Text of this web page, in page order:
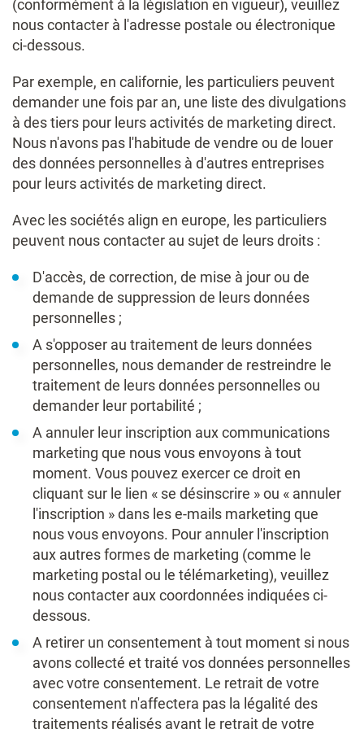
(conformément à la législation en vigueur), veuillez
nous contacter à l'adresse postale ou électronique
ci-dessous.
Par exemple, en californie, les particuliers peuvent
demander une fois par an, une liste des divulgations
à des tiers pour leurs activités de marketing direct.
Nous n'avons pas l'habitude de vendre ou de louer
des données personnelles à d'autres entreprises
pour leurs activités de marketing direct.
Avec les sociétés align en europe, les particuliers
peuvent nous contacter au sujet de leurs droits :
D'accès, de correction, de mise à jour ou de
demande de suppression de leurs données
personnelles ;
A s'opposer au traitement de leurs données
personnelles, nous demander de restreindre le
traitement de leurs données personnelles ou
demander leur portabilité ;
A annuler leur inscription aux communications
marketing que nous vous envoyons à tout
moment. Vous pouvez exercer ce droit en
cliquant sur le lien « se désinscrire » ou « annuler
l'inscription » dans les e-mails marketing que
nous vous envoyons. Pour annuler l'inscription
aux autres formes de marketing (comme le
marketing postal ou le télémarketing), veuillez
nous contacter aux coordonnées indiquées ci-
dessous.
A retirer un consentement à tout moment si nous
avons collecté et traité vos données personnelles
avec votre consentement. Le retrait de votre
consentement n'affectera pas la légalité des
traitements réalisés avant le retrait de votre